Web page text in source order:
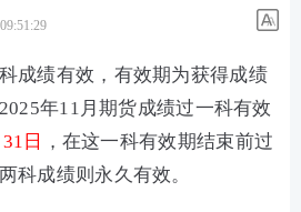
成绩有效，有效期为获得成绩
年11月期货成绩过一科有效
日
，在这一科有效期结束前过
科成绩则永久有效。